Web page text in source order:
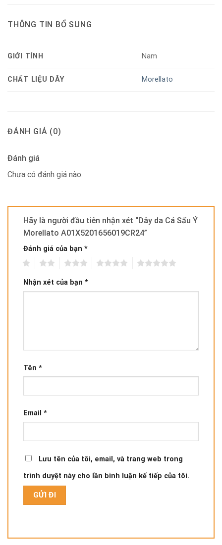
THÔNG TIN BỔ SUNG
GIỚI TÍNH Nam
CHẤT LIỆU DÂY Morellato
ĐÁNH GIÁ (0)
Đánh giá
Chưa có đánh giá nào.
Hãy là người đầu tiên nhận xét “Dây da Cá Sấu Ý
Morellato A01X5201656019CR24”
Đánh giá của bạn *
Nhận xét của bạn *
Tên *
Email *
Lưu tên của tôi, email, và trang web trong
trình duyệt này cho lần bình luận kế tiếp của tôi.